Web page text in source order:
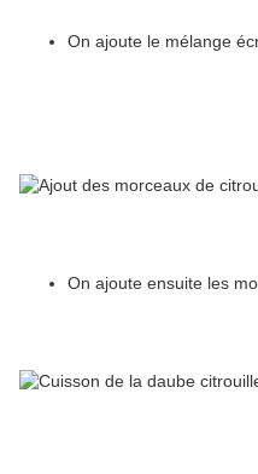
On ajoute le mélange
On ajoute ensuite les